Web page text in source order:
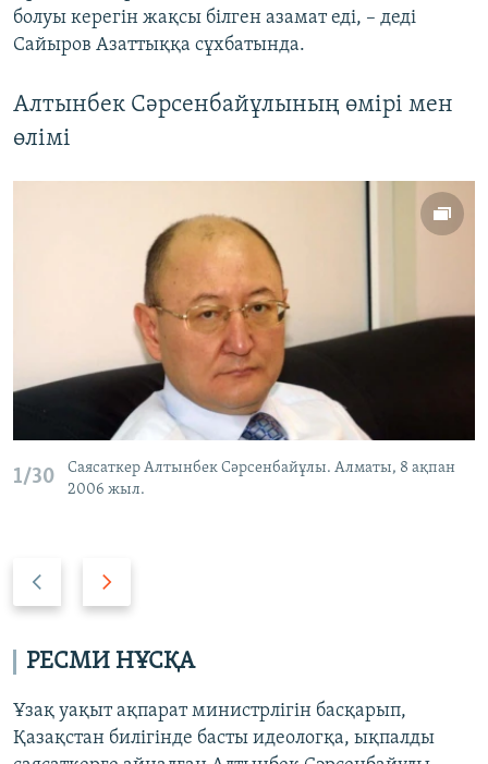
болуы керегін жақсы білген азамат еді, – деді
Сайыров Азаттыққа сұхбатында.
Алтынбек Сәрсенбайұлының өмірі мен
өлімі
1/30
Саясаткер Алтынбек Сәрсенбайұлы. Алматы, 8 ақпан
2006 жыл.
v
i
o
u
t
l
i
РЕСМИ НҰСҚА
Ұзақ уақыт ақпарат министрлігін басқарып,
Қазақстан билігінде басты идеологқа, ықпалды